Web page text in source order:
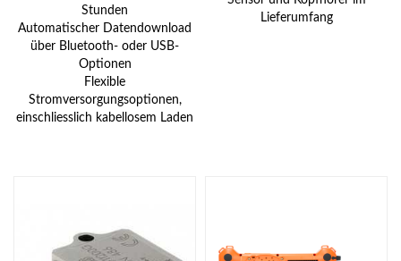
Stunden
Automatischer Datendownload
über Bluetooth- oder USB-
Optionen
Flexible
Stromversorgungsoptionen,
einschliesslich kabellosem Laden
Lieferumfang